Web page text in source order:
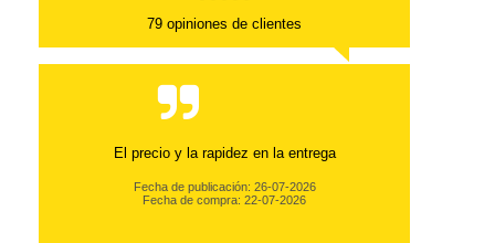
79 opiniones de clientes
El precio y la rapidez en la entrega
Fecha de publicación: 26-07-2026
Fecha de compra: 22-07-2026